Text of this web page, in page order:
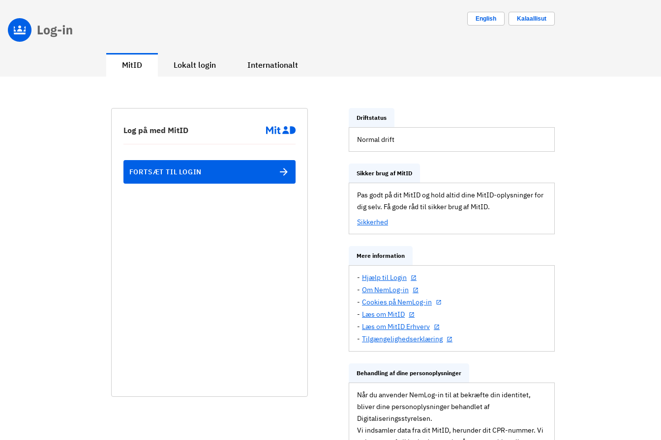
English Kalaallisut
MitID Lokalt login Internationalt
Log på med MitID
FORTSÆT TIL LOGIN
Driftstatus
Normal drift
Sikker brug af MitID
Pas godt på dit MitID og hold altid dine MitID-oplysninger for
dig selv. Få gode råd til sikker brug af MitID.
Sikkerhed
Mere information
Hjælp til Login
Om NemLog-in
Cookies på NemLog-in
Læs om MitID
Læs om MitID Erhverv
Tilgængelighedserklæring
Behandling af dine personoplysninger
Når du anvender NemLog-in til at bekræfte din identitet,
bliver dine personoplysninger behandlet af
Digitaliseringsstyrelsen.
Vi indsamler data fra dit MitID, herunder dit CPR-nummer. Vi